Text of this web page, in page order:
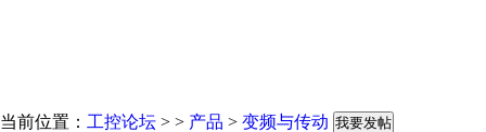
当前位置： 工控论坛 > > 产品 > 变频与传动 我要发帖